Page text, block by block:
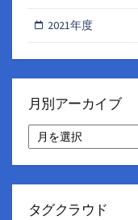
2021年度
月別アーカイブ
別
ア
イ
タグクラウド